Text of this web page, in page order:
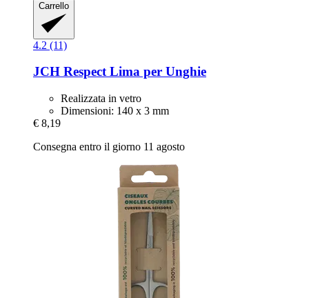
Carrello
4.2 (11)
JCH RespectLima per Unghie
Realizzata in vetro
Dimensioni: 140 x 3 mm
€ 8,19
Consegna entro il giorno 11 agosto